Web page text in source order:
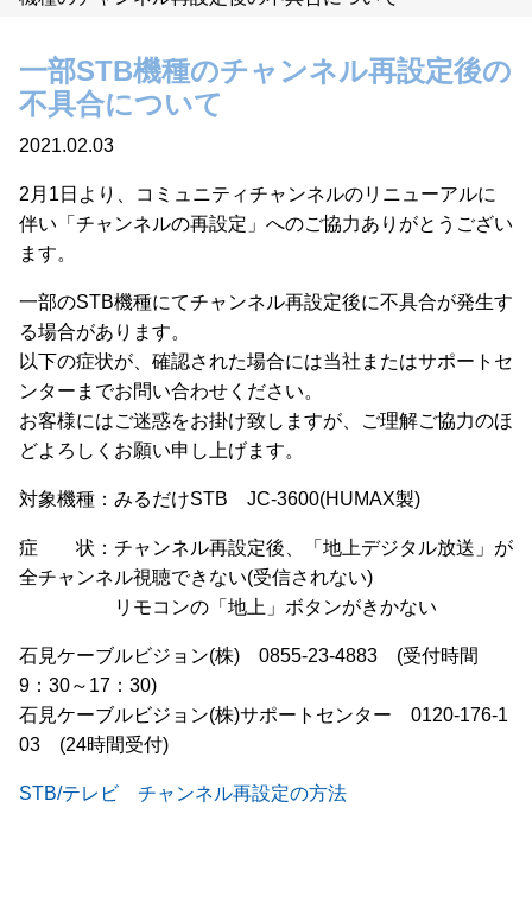
一部STB機種のチャンネル再設定後の
不具合について
2021.02.03
2月1日より、コミュニティチャンネルのリニューアルに
伴い「チャンネルの再設定」へのご協力ありがとうござい
ます。
一部のSTB機種にてチャンネル再設定後に不具合が発生す
る場合があります。
以下の症状が、確認された場合には当社またはサポートセ
ンターまでお問い合わせください。
お客様にはご迷惑をお掛け致しますが、ご理解ご協力のほ
どよろしくお願い申し上げます。
対象機種：みるだけSTB JC-3600(HUMAX製)
症 状：チャンネル再設定後、「地上デジタル放送」が
全チャンネル視聴できない(受信されない)
リモコンの「地上」ボタンがきかない
石見ケーブルビジョン(株) 0855-23-4883 (受付時間
9：30～17：30)
石見ケーブルビジョン(株)サポートセンター 0120-176-1
03 (24時間受付)
STB/テレビ チャンネル再設定の方法